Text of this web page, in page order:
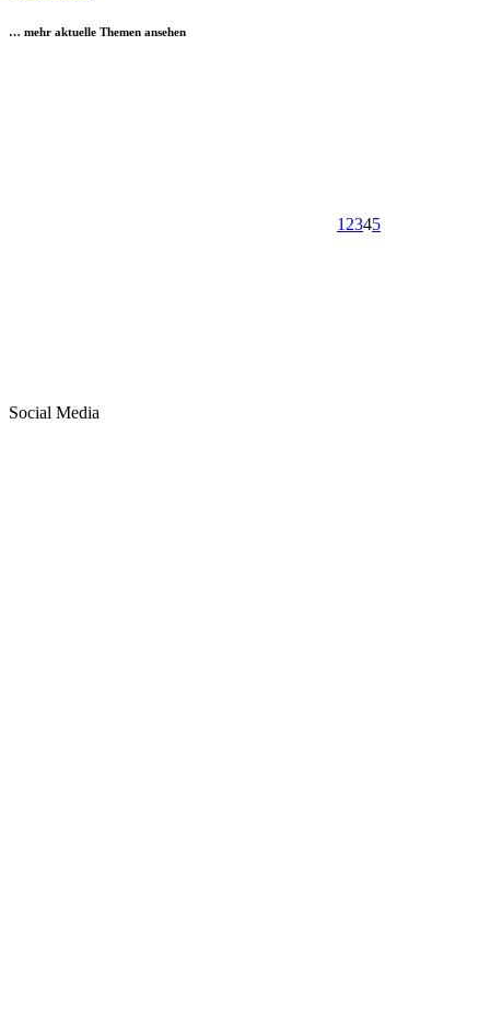
… mehr aktuelle Themen ansehen
12345
Social Media